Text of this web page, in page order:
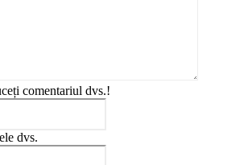
comentariul dvs.!
dvs.